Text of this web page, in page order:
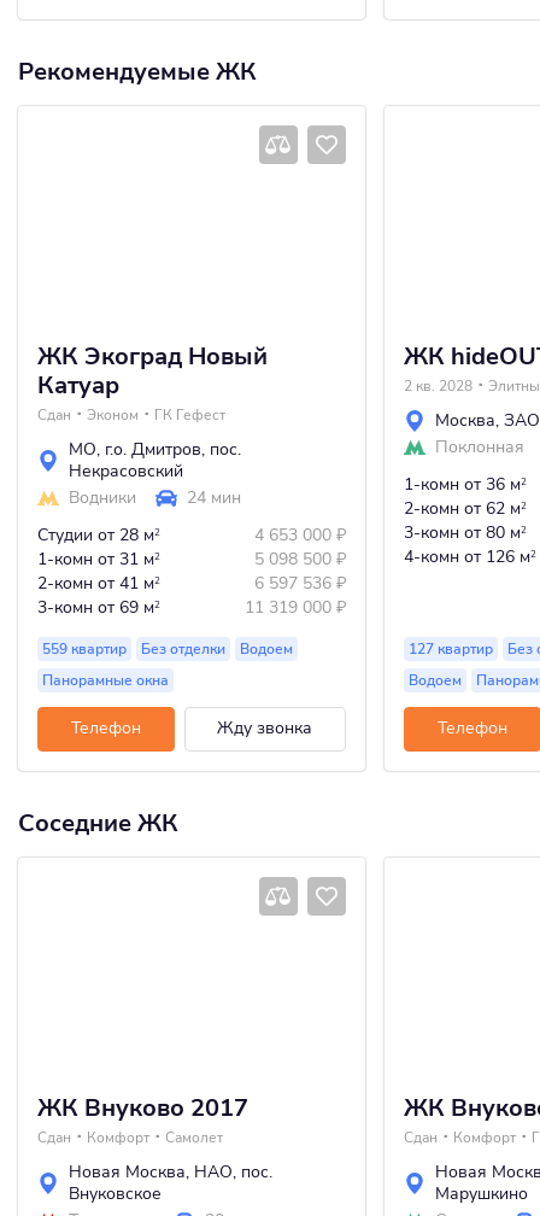
Рекомендуемые ЖК
ЖК Экоград Новый
Катуар
Сдан Эконом ГК Гефест
МО, г.о. Дмитров, пос.
Некрасовский
Водники
24 мин
Студии от 28 м2 4 653 000 ₽
1-комн от 31 м2 5 098 500 ₽
2-комн от 41 м2 6 597 536 ₽
3-комн от 69 м2 11 319 000 ₽
559 квартир Без отделки
Водоем
Панорамные окна
Телефон Жду звонка
ЖК
2 кв. 2028
Москва, ЗАО
Поклонная
1-комн от 36 м2
2-комн от 62 м2
3-комн от 80 м2
4-комн от 126 м2
127 квартир
Без
Водоем
Телефон
Соседние ЖК
ЖК Внуково 2017
Сдан Комфорт Самолет
Новая Москва, НАО, пос.
Внуковское
ЖК
Сдан Комфорт
Новая
Марушкино